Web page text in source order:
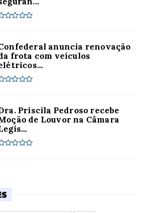
anuncia renovação
frota com veículos
Priscila Pedroso recebe
de Louvor na Câmara